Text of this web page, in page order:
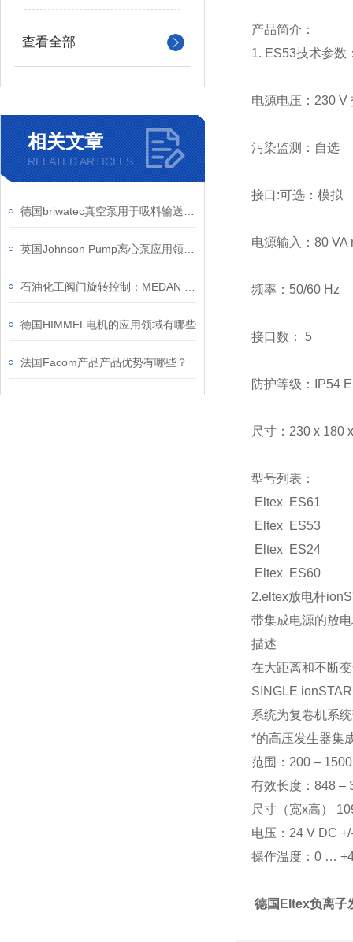
查看全部
相关文章
RELATED ARTICLES
德国HIMMEL电机的应用领域有哪些
法国Facom产品产品优势有哪些？
产品简介：
1. ES53技术参数
电源电压：230 V
污染监测：自选
接口:可选：模拟
电源输入：80 VA
频率：50/60 Hz
接口数： 5
防护等级：IP54
尺寸：230 x 180
型号列表：
Eltex ES61
Eltex ES53
Eltex ES24
Eltex ES60
2.eltex放电杆
带集成电源的放
描述
在大距离和不断
SINGLE
系统为复卷机系
*的高压发生器集
范围：200 –
有效长度：848 –
尺寸（宽x高）
电压：24 V DC
操作温度：0 …
德国Eltex负离子